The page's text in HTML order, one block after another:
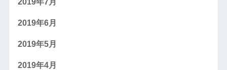
2019年6月
2019年5月
2019年4月